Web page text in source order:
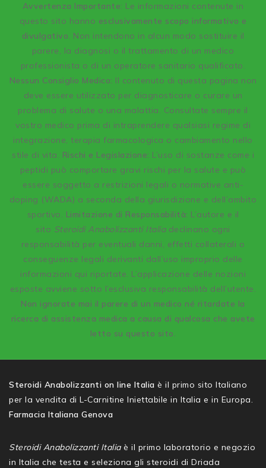
Avvertenza Importante: Le informazioni contenute in
questo sito hanno esclusivamente scopo informativo e
divulgativo. Non intendono in alcun modo sostituire il
parere, la diagnosi o il trattamento di un medico
professionista o di un operatore sanitario qualificato.
Nessun Consiglio Medico: Il contenuto di questa pagina non
deve essere utilizzato per diagnosticare o curare un
problema di salute o una malattia. Consultate sempre il
vostro medico prima di intraprendere qualsiasi regime di
integrazione, terapia farmacologica o cambiamento nello
stile di vita. Rischi e Legislazione: L’uso di sostanze come i
peptidi può comportare gravi rischi per la salute e può
essere soggetto a restrizioni legali o normative anti-
doping (WADA) a seconda della giurisdizione e dell’ambito
sportivo. Limitazione di Responsabilità: L’autore e il
sito Steroidi Anabolizzanti Italiadeclinano ogni
responsabilità per eventuali danni, effetti collaterali o
conseguenze legali derivanti dall’uso improprio delle
informazioni qui riportate. L’applicazione delle nozioni
esposte avviene sotto l’esclusiva responsabilità dell’utente.
Non ignorate mai il parere di un medico né ritardate la
ricerca di assistenza medica a causa di qualcosa che avete
letto su questo sito.
Steroidi Anabolizzanti on line Italia è il primo sito Italiano
per la vendita di L-Carnitine Iniettabile in Italia e in Europa.
Farmacia Italiana Genova
Steroidi Anabolizzanti Italiaè il primo laboratorio e negozio
in Italia che testa e seleziona gli steroidi di Driada